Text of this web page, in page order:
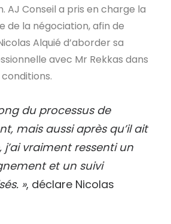
AJ Conseil a pris en charge la
de la négociation, afin de
Alquié d’aborder sa
avec Mr Rekkas dans
du processus de
mais aussi après qu’il ait
j’ai vraiment ressenti un
et un suivi
», déclare Nicolas